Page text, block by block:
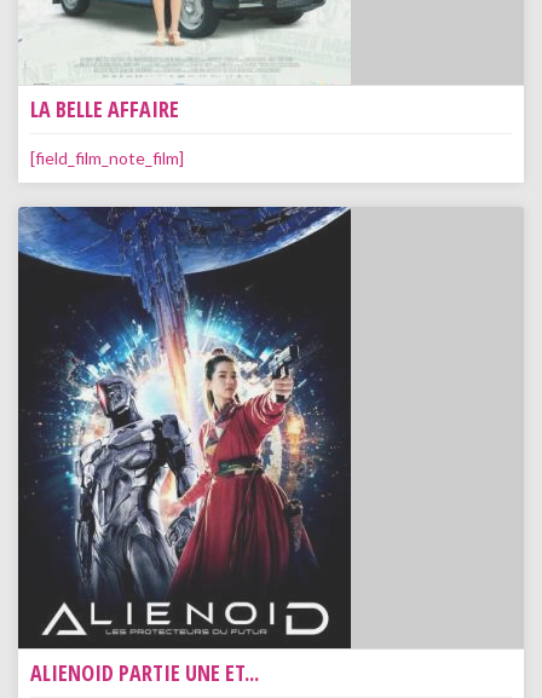
LA BELLE AFFAIRE
[field_film_note_film]
ALIENOID PARTIE UNE ET...